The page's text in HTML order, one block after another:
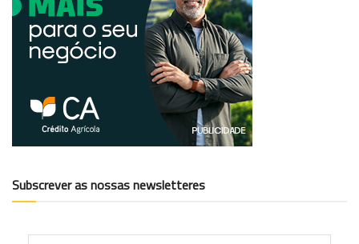
Subscrever as nossas newsletteres